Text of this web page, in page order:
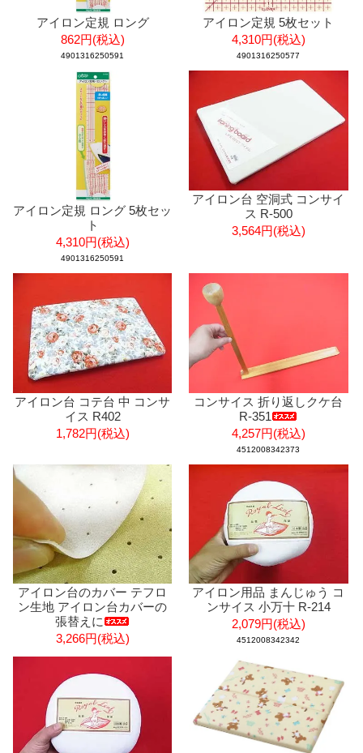
アイロン定規 ロング
862円(税込)
4901316250591
アイロン定規 5枚セット
4,310円(税込)
4901316250577
アイロン定規 ロング 5枚セッ
ト
4,310円(税込)
4901316250591
アイロン台 空洞式 コンサイ
ス R-500
3,564円(税込)
アイロン台 コテ台 中 コンサ
イス R402
1,782円(税込)
コンサイス 折り返しクケ台
R-351
4,257円(税込)
4512008342373
アイロン台のカバー テフロ
ン生地 アイロン台カバーの
張替えに
3,266円(税込)
アイロン用品 まんじゅう コ
ンサイス 小万十 R-214
2,079円(税込)
4512008342342